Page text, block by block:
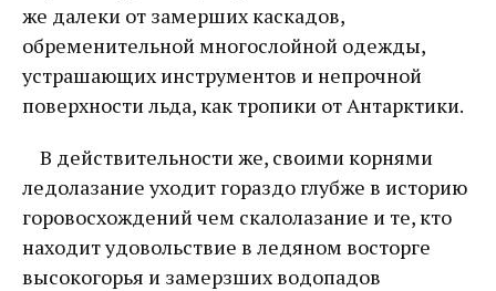
же далеки от замерших каскадов,
обременительной многослойной одежды,
устрашающих инструментов и непрочной
поверхности льда, как тропики от Антарктики.
В действительности же, своими корнями
ледолазание уходит гораздо глубже в историю
горовосхождений чем скалолазание и те, кто
находит удовольствие в ледяном восторге
высокогорья и замерзших водопадов